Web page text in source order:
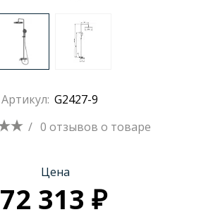
душевых
Артикул: G2427-9
/ 0 отзывов о товаре
Цена
72 313 ₽